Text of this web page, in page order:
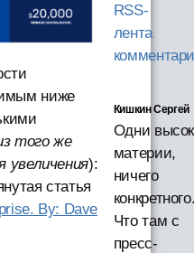
ниже
того же
увеличения):
статья
By: Dave
RSS-
лента
Кишкин Сергей
Одни
материи,
ничего
Что там с
пресс-